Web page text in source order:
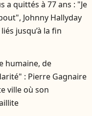
a quittés à 77 ans : "Je
Johnny Hallyday
jusqu’à la fin
humaine, de
: Pierre Gagnaire
ville où son